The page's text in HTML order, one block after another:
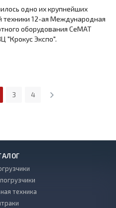
одно их крупнейших
техники 12-ая Международная
оборудования СеМАТ
"Крокус Экспо".
3 4
техника